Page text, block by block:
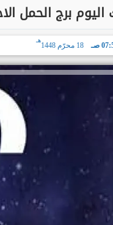
الحمل الاحد 5 يوليو 2026: بداية جديدة تستحق
صـ 18 محرّم 1448
هـ